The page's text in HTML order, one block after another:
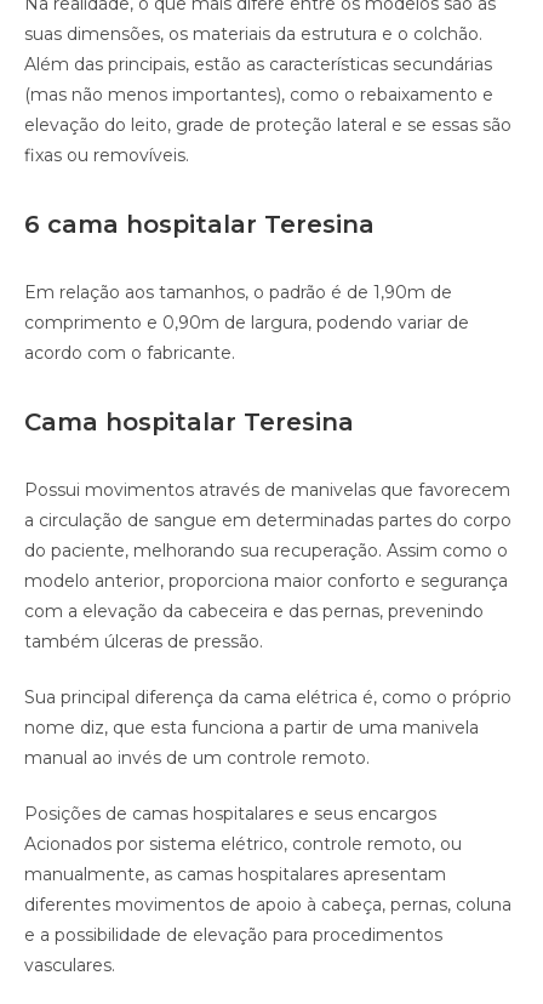
suas dimensões, os materiais da estrutura e o colchão.
Além das principais, estão as características secundárias
(mas não menos importantes), como o rebaixamento e
elevação do leito, grade de proteção lateral e se essas são
fixas ou removíveis.
6 cama hospitalar Teresina
Em relação aos tamanhos, o padrão é de 1,90m de
comprimento e 0,90m de largura, podendo variar de
acordo com o fabricante.
Cama hospitalar Teresina
Possui movimentos através de manivelas que favorecem
a circulação de sangue em determinadas partes do corpo
do paciente, melhorando sua recuperação. Assim como o
modelo anterior, proporciona maior conforto e segurança
com a elevação da cabeceira e das pernas, prevenindo
também úlceras de pressão.
Sua principal diferença da cama elétrica é, como o próprio
nome diz, que esta funciona a partir de uma manivela
manual ao invés de um controle remoto.
Posições de camas hospitalares e seus encargos
Acionados por sistema elétrico, controle remoto, ou
manualmente, as camas hospitalares apresentam
diferentes movimentos de apoio à cabeça, pernas, coluna
e a possibilidade de elevação para procedimentos
vasculares.